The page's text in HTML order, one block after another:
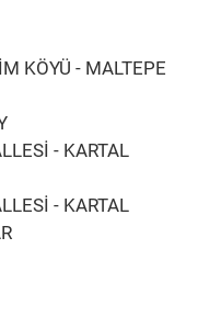
KÖYÜ - MALTEPE
- KARTAL
- KARTAL